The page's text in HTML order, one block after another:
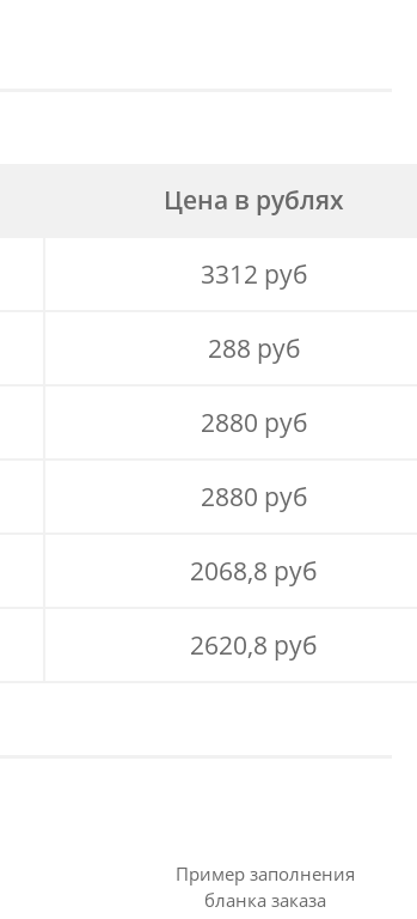
Цена в рублях
3312 руб
288 руб
2880 руб
2880 руб
2068,8 руб
2620,8 руб
Пример заполнения
бланка заказа